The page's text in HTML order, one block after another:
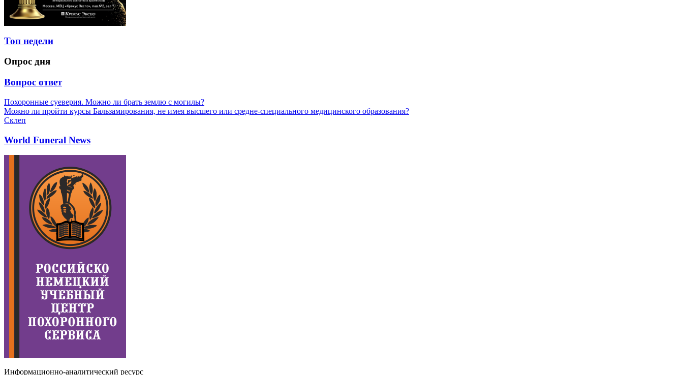
Топ недели
Опрос дня
Вопрос ответ
Похоронные суеверия. Можно ли брать землю с могилы?
Можно ли пройти курсы Бальзамирования, не имея высшего или средне-специального медицинского образования?
Склеп
World Funeral News
Информационно-аналитический ресурс